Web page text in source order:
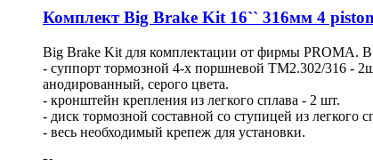
Комплект Big Brake Kit 16`` 316мм 4
Big Brake Kit для комплектации от фирмы PROMA. В
- суппорт тормозной 4-х поршневой ТМ2.302/316 -
анодированный, серого цвета.
- кронштейн крепления из легкого сплава - 2 шт.
- диск тормозной составной со ступицей из
- весь необходимый крепеж для установки.